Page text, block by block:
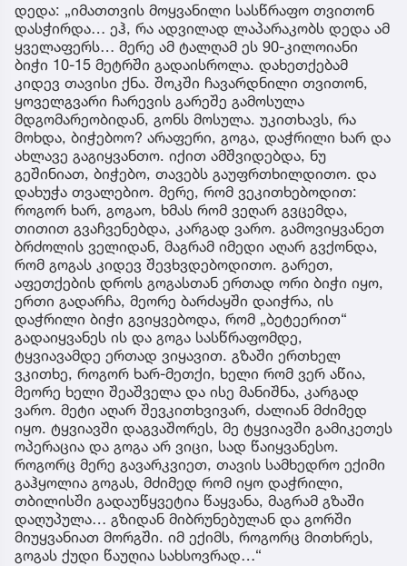
დედა: „იმათთვის მოყვანილი სასწრაფო თვითონ
დასჭირდა… ეჰ, რა ადვილად ლაპარაკობს დედა ამ
ყველაფერს… მერე ამ ტალღამ ეს 90-კილოიანი
ბიჭი 10-15 მეტრში გადაისროლა. დახეთქებამ
კიდევ თავისი ქნა. შოკში ჩავარდნილი თვითონ,
ყოველგვარი ჩარევის გარეშე გამოსულა
მდგომარეობიდან, გონს მოსულა. უკითხავს, რა
მოხდა, ბიჭებოო? არაფერი, გოგა, დაჭრილი ხარ და
ახლავე გაგიყვანთო. იქით ამშვიდებდა, ნუ
გეშინიათ, ბიჭებო, თავებს გაუფრთხილდითო. და
დახუჭა თვალებიო. მერე, რომ ვეკითხებოდით:
როგორ ხარ, გოგაო, ხმას რომ ვეღარ გვცემდა,
თითით გვაჩვენებდა, კარგად ვარო. გამოვიყვანეთ
ბრძოლის ველიდან, მაგრამ იმედი აღარ გვქონდა,
რომ გოგას კიდევ შევხვდებოდითო. გარეთ,
აფეთქების დროს გოგასთან ერთად ორი ბიჭი იყო,
ერთი გადარჩა, მეორე ბარძაყში დაიჭრა, ის
დაჭრილი ბიჭი გვიყვებოდა, რომ „ბეტეერით“
გადაიყვანეს ის და გოგა სასწრაფომდე,
ტყვიავამდე ერთად ვიყავით. გზაში ერთხელ
ვკითხე, როგორ ხარ-მეთქი, ხელი რომ ვერ აწია,
მეორე ხელი შეაშველა და ისე მანიშნა, კარგად
ვარო. მეტი აღარ შევკითხვივარ, ძალიან მძიმედ
იყო. ტყვიავში დაგვაშორეს, მე ტყვიავში გამიკეთეს
ოპერაცია და გოგა არ ვიცი, სად წაიყვანესო.
როგორც მერე გავარკვიეთ, თავის სამხედრო ექიმი
გაჰყოლია გოგას, მძიმედ რომ იყო დაჭრილი,
თბილისში გადაუწყვეტია წაყვანა, მაგრამ გზაში
დაღუპულა… გზიდან მიბრუნებულან და გორში
მიუყვანიათ მორგში. იმ ექიმს, როგორც მითხრეს,
გოგას ქუდი წაუღია სახსოვრად…“